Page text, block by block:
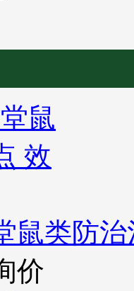
鼠类防
价